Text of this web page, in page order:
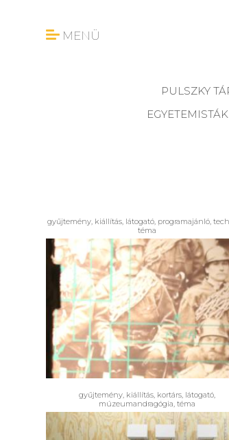
MENÜ
PULSZKY
gyűjtemény, kiállítás, látogató, programajánló,
téma
Halló? Halló!:
Kiscelli
telefontörténeti
augusztus 9.
gyűjtemény, kiállítás, kortárs, látogató,
múzeumandragógia,téma